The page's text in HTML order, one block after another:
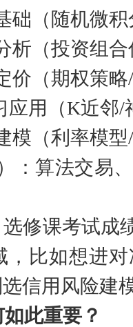
础（随机微
析（投资组
价（期权策
应用（K近邻
模（利率模
：算法交易
修课考试成
，比如想进
信用风险建
此重要？